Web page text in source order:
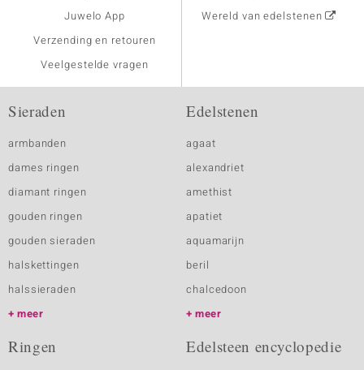
Juwelo App
Verzending en retouren
Veelgestelde vragen
Wereld van edelstenen
Sieraden
armbanden
dames ringen
diamant ringen
gouden ringen
gouden sieraden
halskettingen
halssieraden
meer
Edelstenen
agaat
alexandriet
amethist
apatiet
aquamarijn
beril
chalcedoon
meer
Ringen Edelsteen encyclopedie